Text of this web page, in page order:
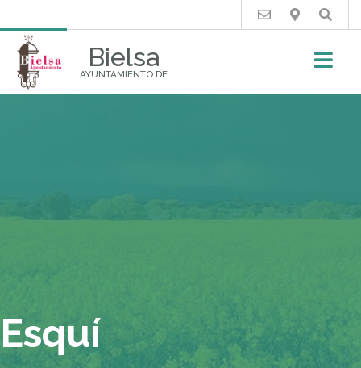
Bielsa
AYUNTAMIENTO DE
Buscar
Esquí